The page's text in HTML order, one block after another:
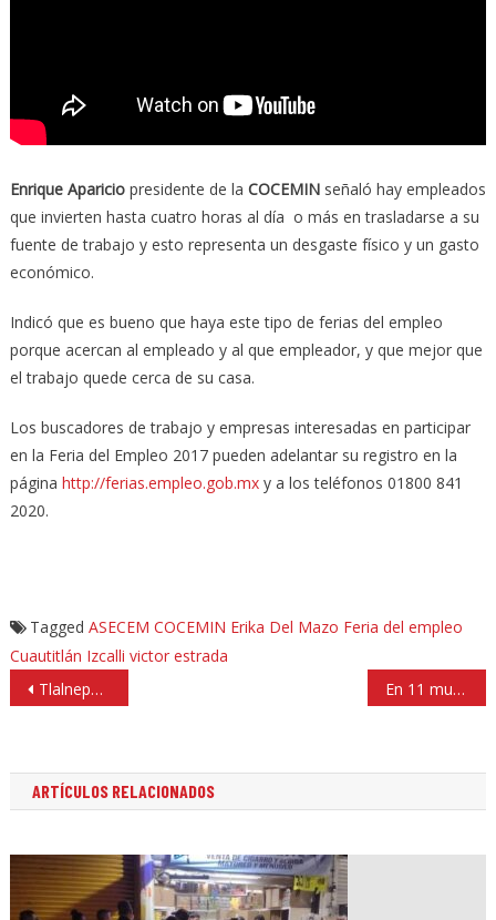
Enrique Apariciopresidente de la COCEMINseñaló hay empleados
que invierten hasta cuatro horas al día o más en trasladarse a su
fuente de trabajo y esto representa un desgaste físico y un gasto
económico.
Indicó que es bueno que haya este tipo de ferias del empleo
porque acercan al empleado y al que empleador, y que mejor que
el trabajo quede cerca de su casa.
Los buscadores de trabajo y empresas interesadas en participar
en la Feria del Empleo 2017 pueden adelantar su registro en la
página http://ferias.empleo.gob.mxy a los teléfonos 01800 841
2020.
Tagged ASECEM COCEMIN Erika Del Mazo Feria del empleo
Cuautitlán Izcalli victor estrada
Navegación
de
Tlalnepantla y Atizapán trabajan en coordinación para reforzar la seguridad En 11 municipios habrá escasez de agua, por fuga en Macrocircuito
ARTÍCULOS RELACIONADOS